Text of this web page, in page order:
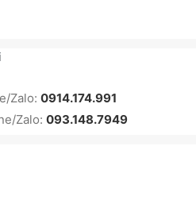
Zalo: 0914.174.991
Zalo: 093.148.7949